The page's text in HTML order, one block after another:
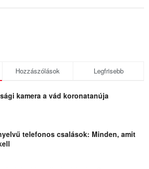
Hozzászólások Legfrisebb
kamera a vád koronatanúja
telefonos csalások: Minden, amit